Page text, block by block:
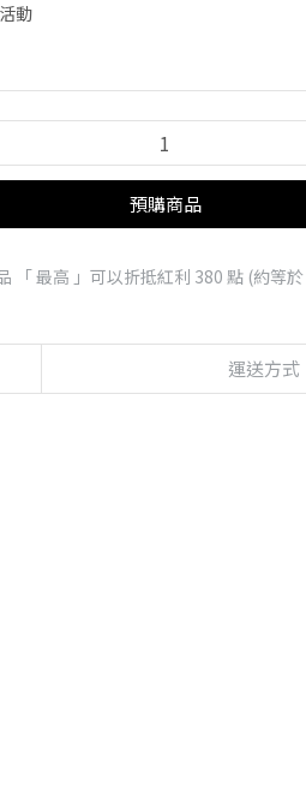
動
預購商品
「 最高 」可以折抵紅利 380 點 (約等於
運送方式